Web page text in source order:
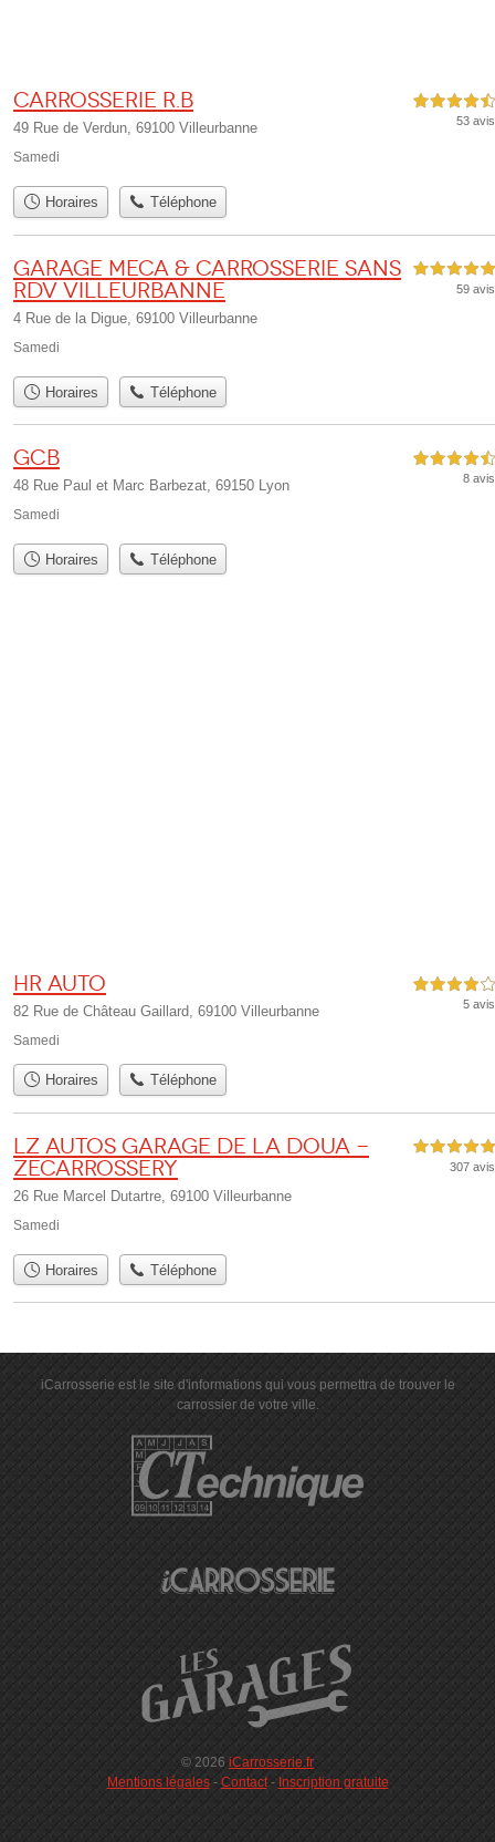
Carrosserie R.B
49 Rue de Verdun, 69100 Villeurbanne
Samedi
4,5 étoiles sur 5
53 avis
Horaires Téléphone
Garage Meca & Carrosserie Sans
Rdv Villeurbanne
4 Rue de la Digue, 69100 Villeurbanne
Samedi
5,0 étoiles sur 5
59 avis
Horaires Téléphone
Gcb
48 Rue Paul et Marc Barbezat, 69150 Lyon
Samedi
4,5 étoiles sur 5
8 avis
Horaires Téléphone
Hr Auto
82 Rue de Château Gaillard, 69100 Villeurbanne
Samedi
4,0 étoiles sur 5
5 avis
Horaires Téléphone
LZ AUTOS Garage de la Doua -
ZeCarrossery
26 Rue Marcel Dutartre, 69100 Villeurbanne
Samedi
5,0 étoiles sur 5
307 avis
Horaires Téléphone
iCarrosserie est le site d'informations qui vous permettra de trouver le
carrossier de votre ville.
© 2026 iCarrosserie.fr
Mentions légales- Contact- Inscription gratuite